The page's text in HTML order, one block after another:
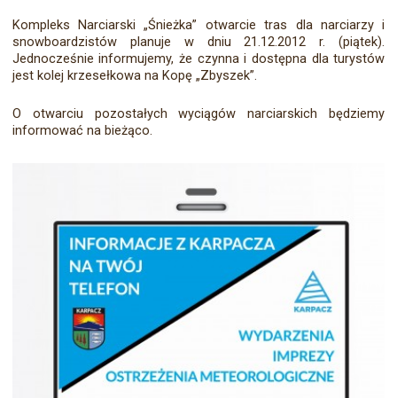
Kompleks Narciarski „Śnieżka” otwarcie tras dla narciarzy i
snowboardzistów planuje w dniu 21.12.2012 r. (piątek).
Jednocześnie informujemy, że czynna i dostępna dla turystów
jest kolej krzesełkowa na Kopę „Zbyszek”.
O otwarciu pozostałych wyciągów narciarskich będziemy
informować na bieżąco.